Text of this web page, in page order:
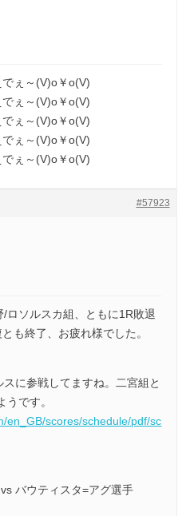
ぇ～(V)o￥o(V)
ぇ～(V)o￥o(V)
ぇ～(V)o￥o(V)
ぇ～(V)o￥o(V)
ぇ～(V)o￥o(V)
#57923
ロソルスカ組、ともに1R敗退
も終了、お疲れ様でした。
に参戦してますね。二宮組と
です。
en_GB/scores/schedule/pdf/sc
ウティスタ=アグ選手